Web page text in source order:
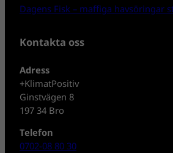
Dagens Fisk – maffiga havsöringar
Kontakta oss
Adress
+KlimatPositiv
Ginstvägen 8
197 34 Bro
Telefon
0702-08 80 30